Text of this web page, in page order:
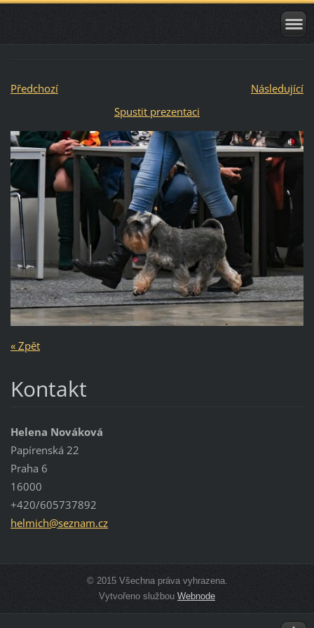
Předchozí
Následující
Spustit prezentaci
« Zpět
Kontakt
Helena Nováková
Papírenská 22
Praha 6
16000
+420/605737892
helmich@seznam.cz
© 2015 Všechna práva vyhrazena.
Vytvořeno službou Webnode